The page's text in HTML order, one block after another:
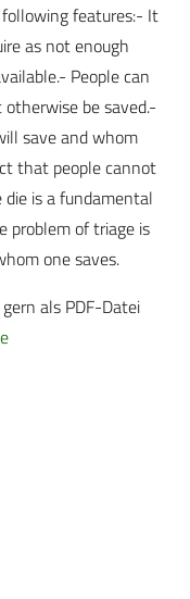
features:- It
as not enough
People can
be saved.-
save and whom
that people cannot
is a fundamental
problem of triage is
one saves.
als PDF-Datei